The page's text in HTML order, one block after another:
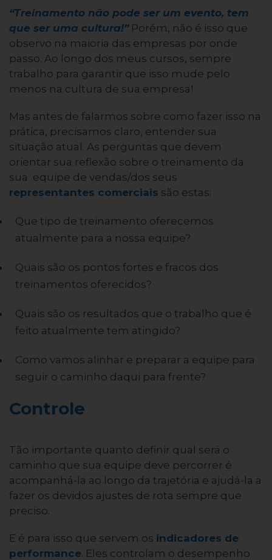
“Treinamento não pode ser um evento, tem
que ser uma cultura!”Porém, não é isso que
observo na maioria das empresas por onde
passo. Ao longo dos meus cursos, sempre
trabalho para garantir que isso mude pelo
menos na cultura de sua empresa!
Mas antes de falarmos sobre como fazer isso na
prática, precisamos claro, entender sua
situação atual. As perguntas que devem
orientar sua reflexão sobre o treinamento da
sua equipe de vendas/dos seus
representantes comerciais são estas:
Que tipo de treinamento oferecemos
atualmente para a nossa equipe?
Quais são os pontos fortes e fracos dos
treinamentos oferecidos?
Quais são os resultados que o trabalho que é
feito atualmente tem atingido?
Como vamos alinhar e preparar a equipe para
seguir o caminho daqui para frente?
Controle
Tão importante quanto definir qual será o
caminho que sua equipe deve percorrer é
acompanhá-la ao longo da trajetória e ajudá-la a
fazer os devidos ajustes de rota sempre que
preciso.
E é para isso que servem os indicadores de
performance. Eles controlam o desempenho